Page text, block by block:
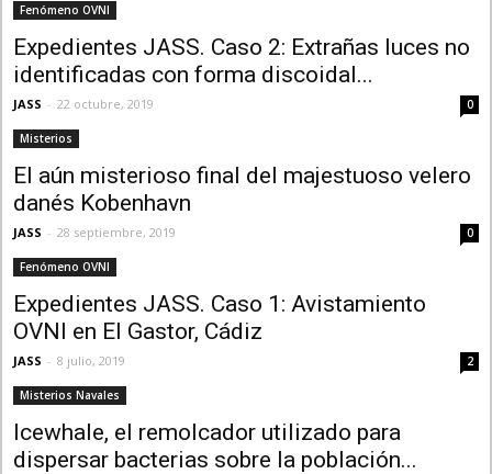
Fenómeno OVNI
Expedientes JASS. Caso 2: Extrañas luces no
identificadas con forma discoidal...
JASS - 22 octubre, 2019 0
Misterios
El aún misterioso final del majestuoso velero
danés Kobenhavn
JASS - 28 septiembre, 2019 0
Fenómeno OVNI
Expedientes JASS. Caso 1: Avistamiento
OVNI en El Gastor, Cádiz
JASS - 8 julio, 2019 2
Misterios Navales
Icewhale, el remolcador utilizado para
dispersar bacterias sobre la población...